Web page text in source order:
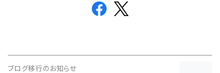
ブログ移行のお知らせ